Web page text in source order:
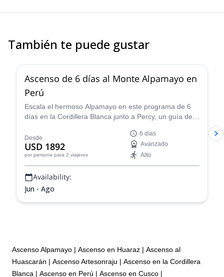
También te puede gustar
Ascenso de 6 días al Monte Alpamayo en
Perú
Escala el hermoso Alpamayo en este programa de 6
días en la Cordillera Blanca junto a Percy, un guía de
experiencia de montañismo fantástica!
Desde
USD 1892
por persona para 2 viajeros
6 días
Avanzado
Alto
Availability:
Jun - Ago
Ascenso Alpamayo | Ascenso en Huaraz | Ascenso al
Huascarán | Ascenso Artesonraju | Ascenso en la Cordillera
Blanca | Ascenso en Perú | Ascenso en Cusco |